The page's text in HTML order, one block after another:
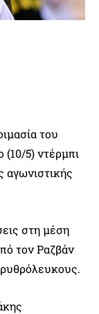
του
(10/5) ντέρμπι
αγωνιστικής
στη μέση
τον Ραζβάν